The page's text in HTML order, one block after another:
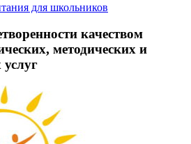
качеством
методических и